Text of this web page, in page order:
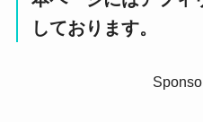
しております。